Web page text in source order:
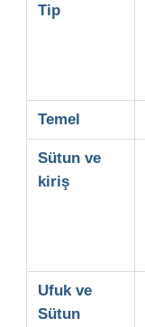
Tip
Temel
Sütun ve
kiriş
Ufuk ve
Sütun